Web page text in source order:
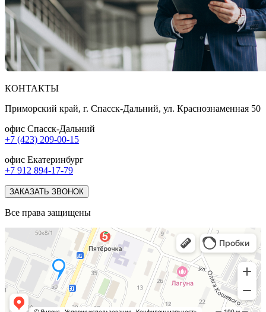
КОНТАКТЫ
Приморский край, г. Спасск-Дальний, ул. Краснознаменная 50
офис Спасск-Дальний
+7 (423) 209-00-15
офис Екатеринбург
+7 912 894-17-79
ЗАКАЗАТЬ ЗВОНОК
Все права защищены